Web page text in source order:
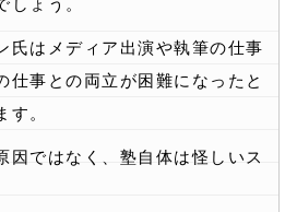
しょう。
氏はメディア出演や執筆の仕事
仕事との両立が困難になったと
す。
因ではなく、塾自体は怪しいス